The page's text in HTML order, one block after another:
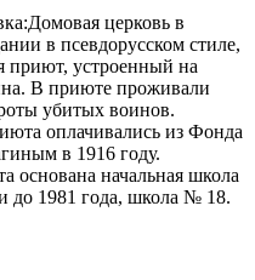
Домовая церковь в
в псевдорусском стиле,
приют, устроенный на
В приюте проживали
убитых воинов.
оплачивались из Фонда
в 1916 году.
основана начальная школа
до 1981 года, школа № 18.